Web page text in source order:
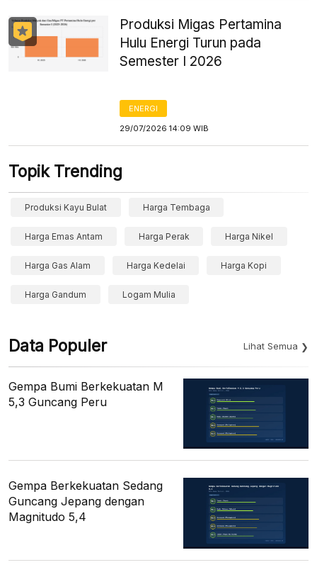
Produksi Migas Pertamina
Hulu Energi Turun pada
Semester I 2026
ENERGI
29/07/2026 14:09 WIB
Topik Trending
Produksi Kayu Bulat Harga Tembaga
Harga Emas Antam Harga Perak Harga Nikel
Harga Gas Alam Harga Kedelai Harga Kopi
Harga Gandum Logam Mulia
Data Populer Lihat Semua
Gempa Bumi Berkekuatan M
5,3 Guncang Peru
Gempa Berkekuatan Sedang
Guncang Jepang dengan
Magnitudo 5,4